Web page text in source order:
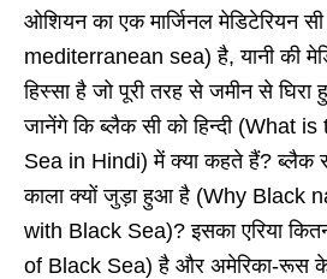
ओशियन का एक मार्जिनल मेडिटेरियन
mediterranean sea) है, यानी की
हिस्सा है जो पूरी तरह से जमीन से
जानेंगे कि ब्लैक सी को हिन्दी (What
Sea in Hindi) में क्या कहते हैं? ब्लैक
काला क्यों जुड़ा हुआ है (Why Black
with Black Sea)? इसका एरिया
of Black Sea) है और अमेरिका-रूस के